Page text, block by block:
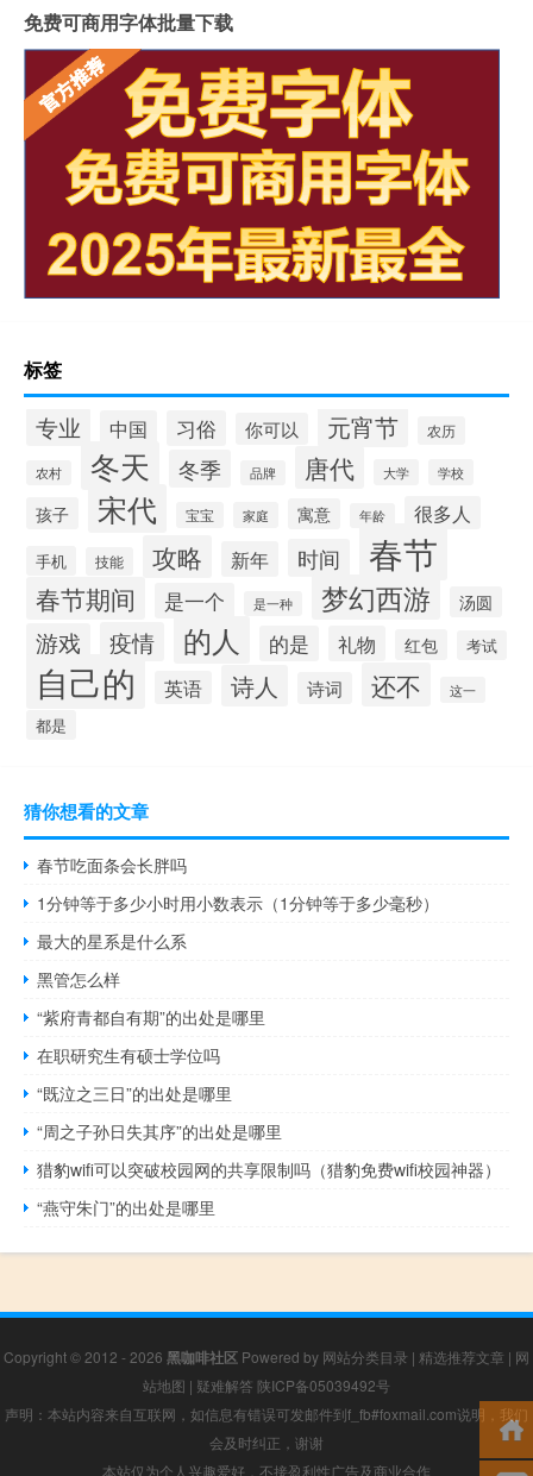
免费可商用字体批量下载
标签
专业 中国 习俗 你可以 元宵节 农历
农村 冬天 冬季 品牌 唐代 大学 学校
孩子 宋代 宝宝 家庭 寓意 年龄 很多人
手机 技能 攻略 新年 时间 春节
春节期间 是一个 是一种 梦幻西游 汤圆
游戏 疫情 的人 的是 礼物 红包 考试
自己的 英语 诗人 诗词 还不 这一
都是
猜你想看的文章
春节吃面条会长胖吗
1分钟等于多少小时用小数表示（1分钟等于多少毫秒）
最大的星系是什么系
黑管怎么样
“紫府青都自有期”的出处是哪里
在职研究生有硕士学位吗
“既泣之三日”的出处是哪里
“周之子孙日失其序”的出处是哪里
猎豹wifi可以突破校园网的共享限制吗（猎豹免费wifi校园神器）
“燕守朱门”的出处是哪里
Copyright © 2012 - 2026 黑咖啡社区 Powered by 网站分类目录 | 精选推荐文章 | 网
站地图 | 疑难解答 陕ICP备05039492号
声明：本站内容来自互联网，如信息有错误可发邮件到f_fb#foxmail.com说明，我们
会及时纠正，谢谢
本站仅为个人兴趣爱好，不接盈利性广告及商业合作